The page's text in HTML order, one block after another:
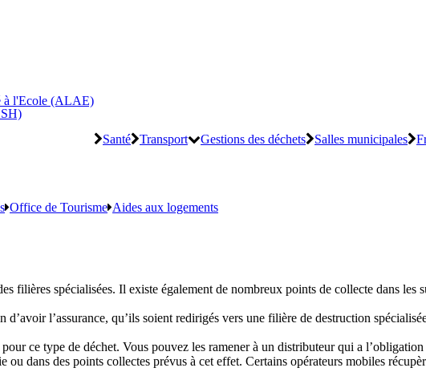
à l'Ecole (ALAE)
Santé Transport Gestions des déchets Salles municipales
Office de Tourisme Aides aux logements
filières spécialisées. Il existe également de nombreux points de collecte dans les
l’assurance, qu’ils soient redirigés vers une filière de destruction
ce type de déchet. Vous pouvez les ramener à un distributeur qui a
ou dans des points collectes prévus à cet effet. Certains opérateurs mobiles